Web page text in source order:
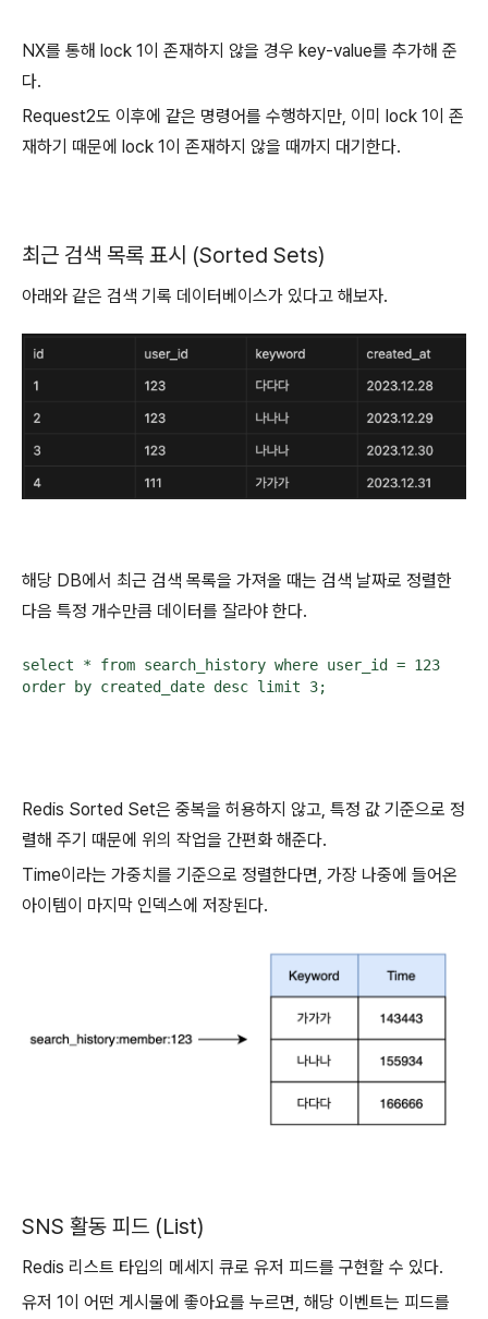
NX를 통해 lock 1이 존재하지 않을 경우 key-value를 추가해 준
다.
Request2도 이후에 같은 명령어를 수행하지만, 이미 lock 1이 존
재하기 때문에 lock 1이 존재하지 않을 때까지 대기한다.
최근 검색 목록 표시 (Sorted Sets)
아래와 같은 검색 기록 데이터베이스가 있다고 해보자.
해당 DB에서 최근 검색 목록을 가져올 때는 검색 날짜로 정렬한
다음 특정 개수만큼 데이터를 잘라야 한다.
select * from search_history where user_id = 123
order by created_date desc limit 3;
Redis Sorted Set은 중복을 허용하지 않고, 특정 값 기준으로 정
렬해 주기 때문에 위의 작업을 간편화 해준다.
Time이라는 가중치를 기준으로 정렬한다면, 가장 나중에 들어온
아이템이 마지막 인덱스에 저장된다.
SNS 활동 피드 (List)
Redis 리스트 타입의 메세지 큐로 유저 피드를 구현할 수 있다.
유저 1이 어떤 게시물에 좋아요를 누르면, 해당 이벤트는 피드를